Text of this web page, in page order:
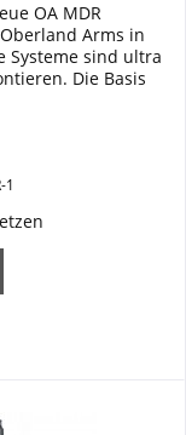
OA MDR
Arms in
Systeme sind ultra
Die Basis
bearbeitet und
18 Uhr...
1